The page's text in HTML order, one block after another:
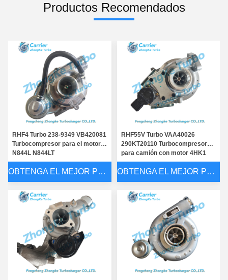
Productos Recomendados
RHF4 Turbo 238-9349 VB420081
Turbocompresor para el motor
N844L N844LT
OBTENGA EL MEJOR PRECIO
RHF55V Turbo VAA40026
290KT20110 Turbocompresor
para camión con motor 4HK1
OBTENGA EL MEJOR PRECIO